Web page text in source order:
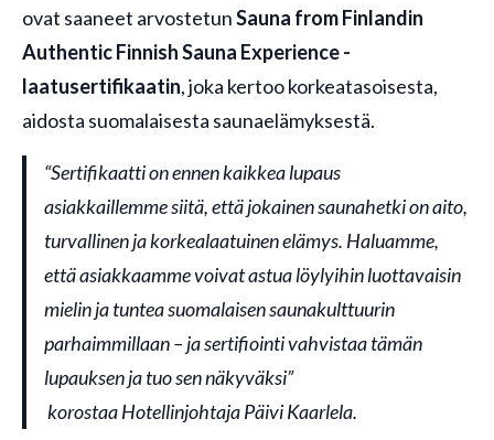
ovat saaneet arvostetunSauna from Finlandin
Authentic Finnish Sauna Experience -
laatusertifikaatin, joka kertoo korkeatasoisesta,
aidosta suomalaisesta saunaelämyksestä.
“Sertifikaatti on ennen kaikkea lupaus
asiakkaillemme siitä, että jokainen saunahetki on aito,
turvallinen ja korkealaatuinen elämys. Haluamme,
että asiakkaamme voivat astua löylyihin luottavaisin
mielin ja tuntea suomalaisen saunakulttuurin
parhaimmillaan – ja sertifiointi vahvistaa tämän
lupauksen ja tuo sen näkyväksi”
korostaa Hotellinjohtaja Päivi Kaarlela.